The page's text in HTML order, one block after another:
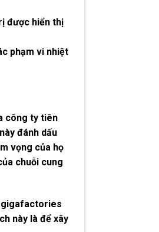
được hiển thị
phạm vi nhiệt
công ty tiên
đánh dấu
vọng của họ
chuỗi cung
gigafactories
này là để xây